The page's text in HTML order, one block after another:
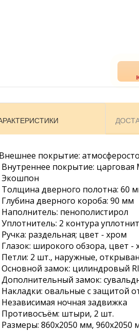
покрытие:
Внутреннее покрытие:
Экошпон
Толщина дверного полотна: 60
Глубина дверного короба: 90 мм
Наполнитель: пенополистирол
Уплотнитель: 2 контура
Ручка: раздельная; цвет - хром
Глазок: широкого обзора, цвет -
Петли: 2 шт., наружные,
Основной замок: цилиндровый
Дополнительный замок:
Накладки: овальные с защитой
Независимая ночная задвижка
Противосъём: штыри, 2 шт.
Размеры: 860х2050 мм, 960х2050